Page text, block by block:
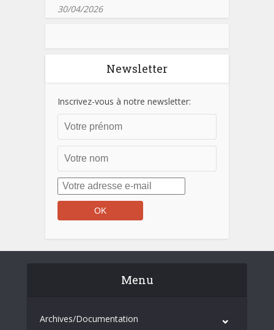
30/04/2026
Newsletter
Inscrivez-vous à notre newsletter:
Menu
Archives/Documentation